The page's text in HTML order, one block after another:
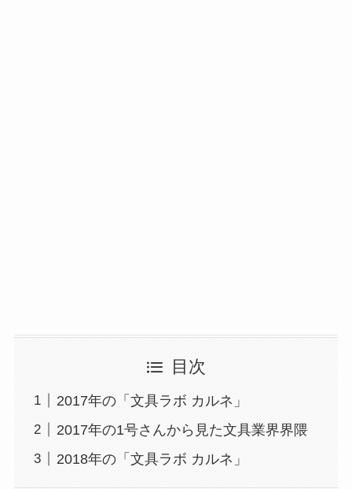
目次
2017年の「文具ラボ カルネ」
2017年の1号さんから見た文具業界界隈
2018年の「文具ラボ カルネ」